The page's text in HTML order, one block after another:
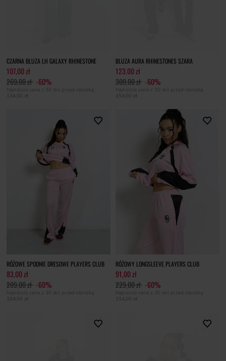
CZARNA BLUZA LH GALAXY RHINESTONE
107,00 zł
269,00 zł -60%
Najniższa cena z 30 dni przed obniżką
134,00 zł
BLUZA AURA RHINESTONES SZARA
123,00 zł
309,00 zł -60%
Najniższa cena z 30 dni przed obniżką
154,00 zł
RÓŻOWE SPODNIE DRESOWE PLAYERS CLUB
83,00 zł
209,00 zł -60%
Najniższa cena z 30 dni przed obniżką
104,00 zł
RÓŻOWY LONGSLEEVE PLAYERS CLUB
91,00 zł
229,00 zł -60%
Najniższa cena z 30 dni przed obniżką
114,00 zł